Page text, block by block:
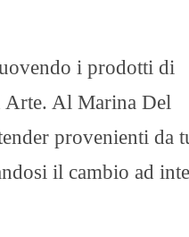
i prodotti di
Arte. Al Marina Del
provenienti da
il cambio ad